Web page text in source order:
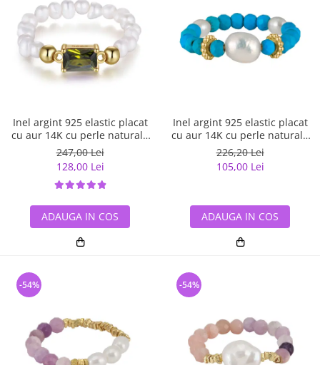
Inel argint 925 elastic placat
cu aur 14K cu perle naturale
si zirconiu
247,00 Lei
128,00 Lei
ADAUGA IN COS
Inel argint 925 elastic placat
cu aur 14K cu perle naturale
si turcoaz natural
226,20 Lei
105,00 Lei
ADAUGA IN COS
-54% -54%